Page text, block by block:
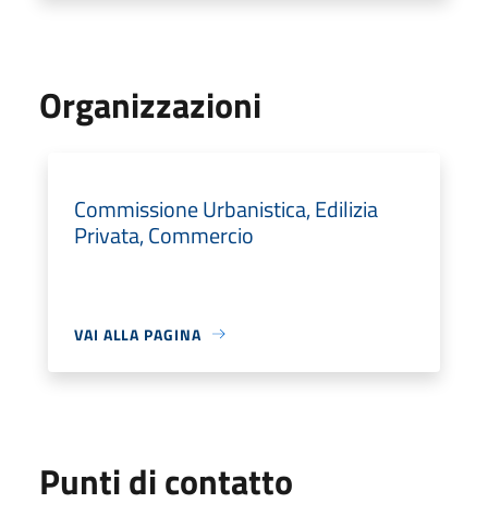
Organizzazioni
Commissione Urbanistica, Edilizia
Privata, Commercio
VAI ALLA PAGINA
Punti di contatto